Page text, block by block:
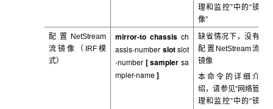
理和监控”中的“镜
像”
配置NetStream
流镜像（IRF模
式）
mirror-to chassis ch
assis-number slotslot
-number [ sampler sa
mpler-name]
缺省情况下，没有
配置NetStream流
镜像
本命令的详细介
绍，请参见“网络管
理和监控”中的“镜